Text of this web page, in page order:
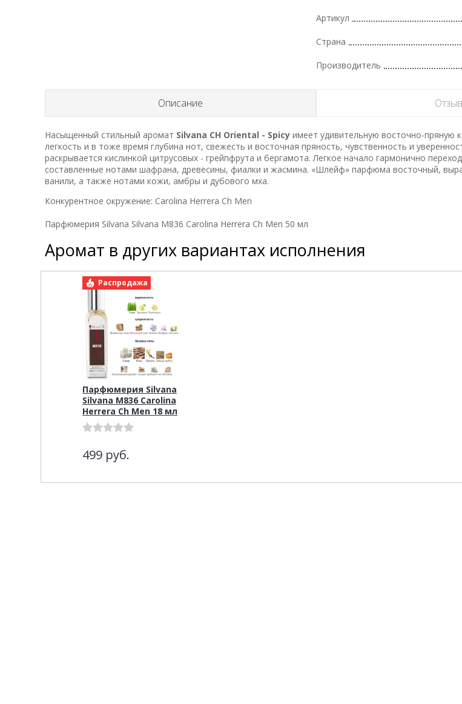
Артикул
Страна
Производитель
Описание
Насыщенный стильный аромат Silvana CH Oriental - Spicy имеет удивительную восточно-пряную
легкость и в тоже время глубина нот, свежесть и восточная пряность, чувственность и
раскрывается кислинкой цитрусовых - грейпфрута и бергамота. Легкое начало гармонично
составленные нотами шафрана, древесины, фиалки и жасмина. «Шлейф» парфюма восточный,
ванили, а также нотами кожи, амбры и дубового мха.
Конкурентное окружение: Carolina Herrera Ch Men
Парфюмерия Silvana Silvana M836 Carolina Herrera Ch Men 50 мл
Аромат в других вариантах исполнения
Распродажа
Парфюмерия Silvana
Silvana M836 Carolina
Herrera Ch Men 18 мл
499 руб.